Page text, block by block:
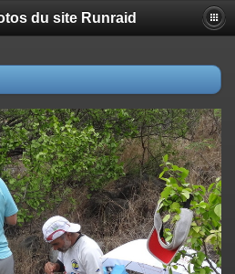
du site Runraid